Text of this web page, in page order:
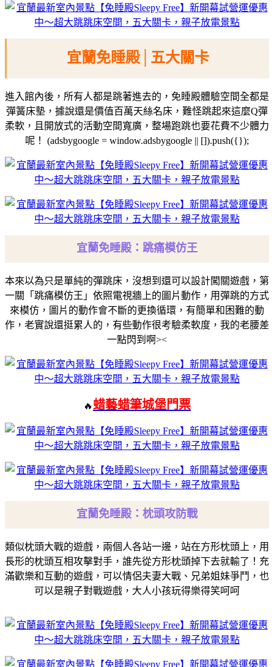
宜蘭免睡殿│五大關卡
進入館內後，所有人都是跳著進去的，免睡殿體驗空間全都是
彈簧床墊，據說還是價值百萬天絲名床，難怪跳起來這麼Q彈
柔軟，且開放式的活動空間寬廣，整場跑跳也要花費不少體力
呢！
(adsbygoogle = window.adsbygoogle || []).push({});
宜蘭免睡殿：跳痛模仿王
本來以為只是單純的彈跳床，沒想到還可以設計闖關遊戲，第
一關「跳痛模仿王」依照電視牆上的圖片動作，用彈跳的方式
來模仿，圖片的動作會不斷的更換循環，有簡單和困難的動
作，老實說還挺累人的，有些動作很考驗柔軟度，我的老腰差
一點閃到啊><
🔥蜡藝蜡筆城堡門票
宜蘭免睡殿：枕頭攻防戰
類似枕頭大戰的遊戲，兩個人各站一邊，站在方形枕頭上，用
長形的枕頭互相攻擊對手，誰先從方形枕頭掉下去就輸了！充
滿歡樂和互動的遊戲，可以情侶夫妻大戰、兄弟姐妹爭鬥，也
可以是親子對戰遊戲，大人小孩玩得樂得笑呵呵